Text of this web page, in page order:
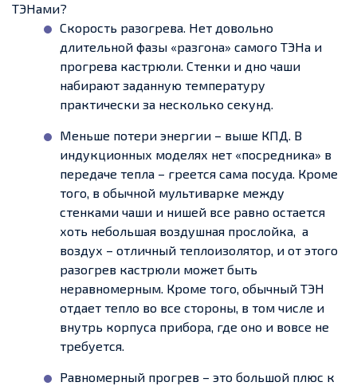
ТЭНами?
Скорость разогрева. Нет довольно
длительной фазы «разгона» самого ТЭНа и
прогрева кастрюли. Стенки и дно чаши
набирают заданную температуру
практически за несколько секунд.
Меньше потери энергии – выше КПД. В
индукционных моделях нет «посредника» в
передаче тепла – греется сама посуда. Кроме
того, в обычной мультиварке между
стенками чаши и нишей все равно остается
хоть небольшая воздушная прослойка, а
воздух – отличный теплоизолятор, и от этого
разогрев кастрюли может быть
неравномерным. Кроме того, обычный ТЭН
отдает тепло во все стороны, в том числе и
внутрь корпуса прибора, где оно и вовсе не
требуется.
Равномерный прогрев – это большой плюс к